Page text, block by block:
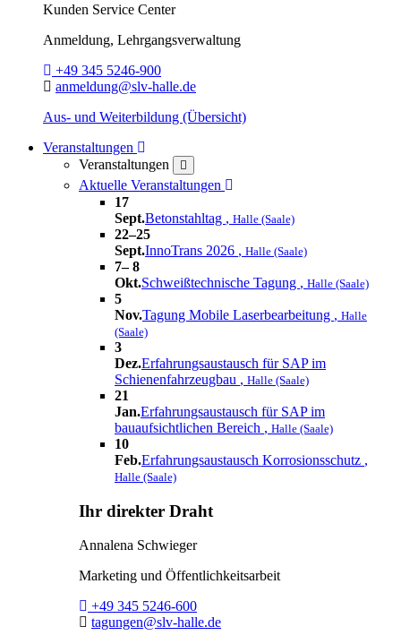
Kunden Service Center
Anmeldung, Lehrgangsverwaltung
Telefon:
+49 345 5246-900
E-Mail:
anmeldung@slv-halle.de
Aus- und Weiterbildung (Übersicht)
Veranstaltungen
Veranstaltungen
Aktuelle Veranstaltungen Toggle Dropdown
17
Sept.Betonstahltag , Halle (Saale)
22–25
Sept.InnoTrans 2026 , Halle (Saale)
7– 8
Okt.Schweißtechnische Tagung , Halle (Saale)
5
Nov.Tagung Mobile Laserbearbeitung , Halle
(Saale)
3
Dez.Erfahrungsaustausch für SAP im
Schienenfahrzeugbau , Halle (Saale)
21
Jan.Erfahrungsaustausch für SAP im
bauaufsichtlichen Bereich , Halle (Saale)
10
Feb.Erfahrungsaustausch Korrosionsschutz ,
Halle (Saale)
Ihr direkter Draht
Annalena Schwieger
Marketing und Öffentlichkeitsarbeit
Telefon:
+49 345 5246-600
E-Mail:
tagungen@slv-halle.de